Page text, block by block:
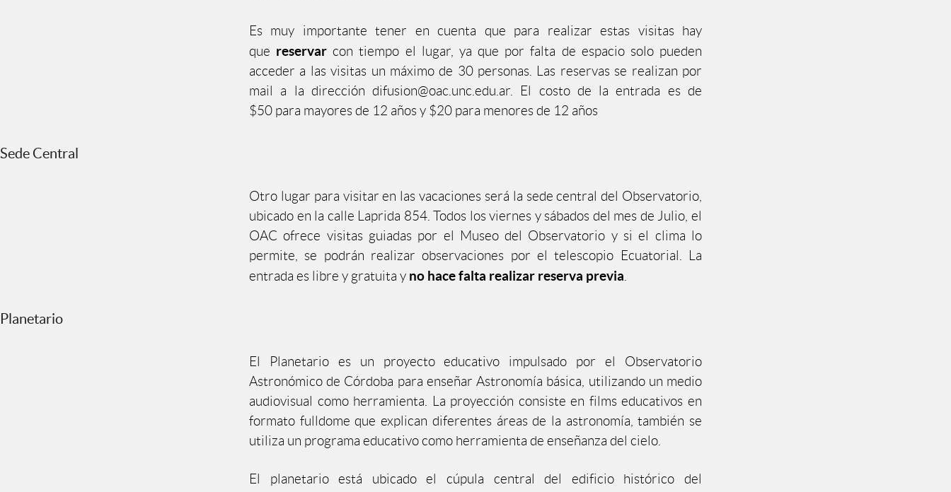
Es muy importante tener en cuenta que para realizar estas visitas hay
que reservarcon tiempo el lugar, ya que por falta de espacio solo pueden
acceder a las visitas un máximo de 30 personas. Las reservas se realizan por
mail a la dirección difusion@oac.unc.edu.ar. El costo de la entrada es de
$50 para mayores de 12 años y $20 para menores de 12 años
Sede Central
Otro lugar para visitar en las vacaciones será la sede central del Observatorio,
ubicado en la calle Laprida 854. Todos los viernes y sábados del mes de Julio, el
OAC ofrece visitas guiadas por el Museo del Observatorio y si el clima lo
permite, se podrán realizar observaciones por el telescopio Ecuatorial. La
entrada es libre y gratuita y no hace falta realizar reserva previa
Planetario
El Planetario es un proyecto educativo impulsado por el Observatorio
Astronómico de Córdoba para enseñar Astronomía básica, utilizando un medio
audiovisual como herramienta. La proyección consiste en films educativos en
formato fulldome que explican diferentes áreas de la astronomía, también se
utiliza un programa educativo como herramienta de enseñanza del cielo.
El planetario está ubicado el cúpula central del edificio histórico del